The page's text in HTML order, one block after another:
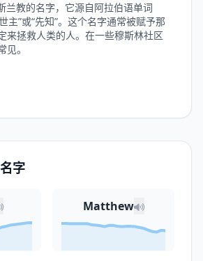
教的名字，它源自阿拉伯语单词
主”或“先知”。这个名字通常被赋予那
来拯救人类的人。在一些穆斯林社区
。
字
Matthew